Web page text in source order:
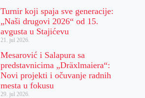
Turnir koji spaja sve generacije:
„Naši drugovi 2026“ od 15.
avgusta u Stajićevu
21. jul 2026.
Mesarović i Salapura sa
predstavnicima „Dräxlmaiera“:
Novi projekti i očuvanje radnih
mesta u fokusu
29. jul 2026.